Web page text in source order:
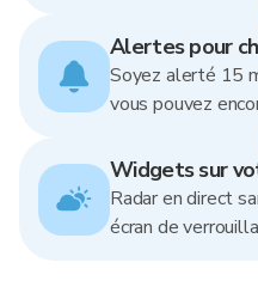
Alertes pour
Soyez alerté 15
vous pouvez
Widgets sur
Radar en direct
écran de